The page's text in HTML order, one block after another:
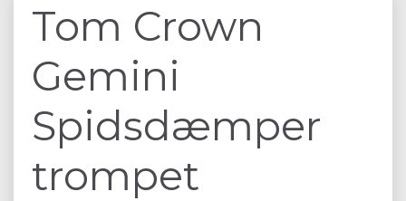
Tom Crown
Gemini
Spidsdæmper
trompet